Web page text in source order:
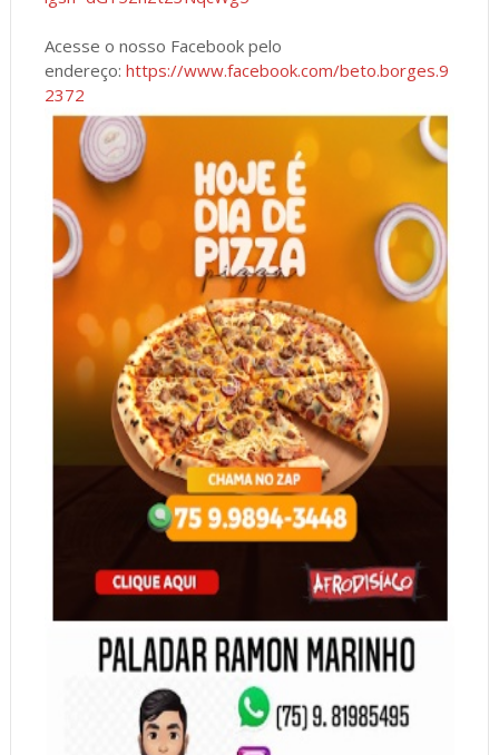
Acesse o nosso Facebook pelo
endereço: https://www.facebook.com/beto.borges.9
2372